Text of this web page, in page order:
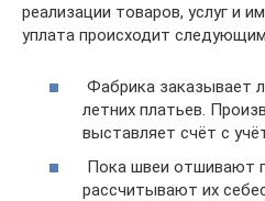
реализации товаров, услуг и
уплата происходит
Фабрика заказывает
летних платьев.
выставляет счёт с
Пока швеи отшивают
рассчитывают их